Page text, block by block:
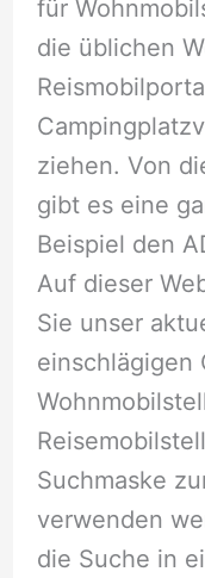
für
die üblichen
ziehen. Von
gibt es eine
Beispiel den
Auf dieser
Sie unser
einschlägigen
Suchmaske
verwenden
die Suche in